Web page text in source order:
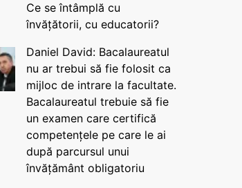
Ce se întâmplă cu
învățătorii, cu educatorii?
Daniel David: Bacalaureatul
nu ar trebui să fie folosit ca
mijloc de intrare la facultate.
Bacalaureatul trebuie să fie
un examen care certifică
competențele pe care le ai
după parcursul unui
învățământ obligatoriu